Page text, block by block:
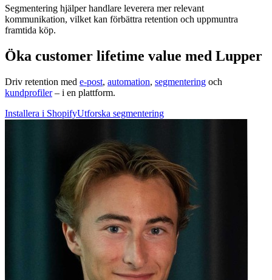
Segmentering hjälper handlare leverera mer relevant
kommunikation, vilket kan förbättra retention och uppmuntra
framtida köp.
Öka customer lifetime value med Lupper
Driv retention med e-post, automation, segmentering och
kundprofiler– i en plattform.
Installera i ShopifyUtforska segmentering